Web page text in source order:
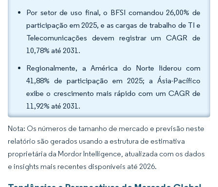
Por setor de uso final, o BFSI comandou 26,00% de
participação em 2025, e as cargas de trabalho de TI e
Telecomunicações devem registrar um CAGR de
10,78% até 2031.
Regionalmente, a América do Norte liderou com
41,88% de participação em 2025; a Ásia-Pacífico
exibe o crescimento mais rápido com um CAGR de
11,92% até 2031.
Nota: Os números de tamanho de mercado e previsão neste
relatório são gerados usando a estrutura de estimativa
proprietária da Mordor Intelligence, atualizada com os dados
e insights mais recentes disponíveis até 2026.